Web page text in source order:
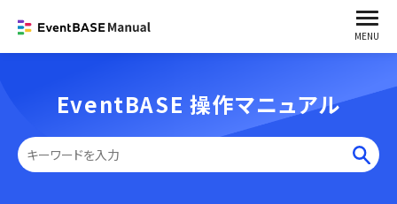
MENU
EventBASE 操作マニュアル